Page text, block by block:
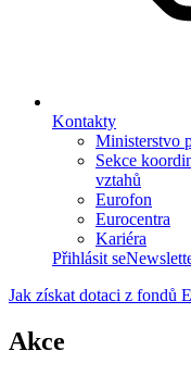
Kontakty
Ministerstvo
Sekce
vztahů
Eurofon
Eurocentra
Kariéra
Přihlásit se
Jak získat dotaci z fondů
Akce